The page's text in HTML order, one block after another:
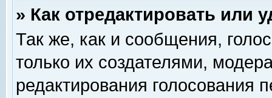
» Как отредактировать или
Так же, как и сообщения,
только их создателями,
редактирования голосования